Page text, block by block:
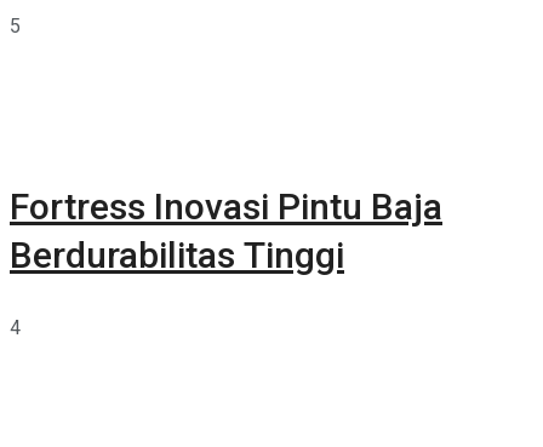
5
Fortress Inovasi Pintu Baja
Berdurabilitas Tinggi
4